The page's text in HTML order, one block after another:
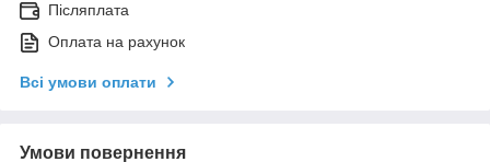
Післяплата
Оплата на рахунок
Всі умови оплати
Умови повернення